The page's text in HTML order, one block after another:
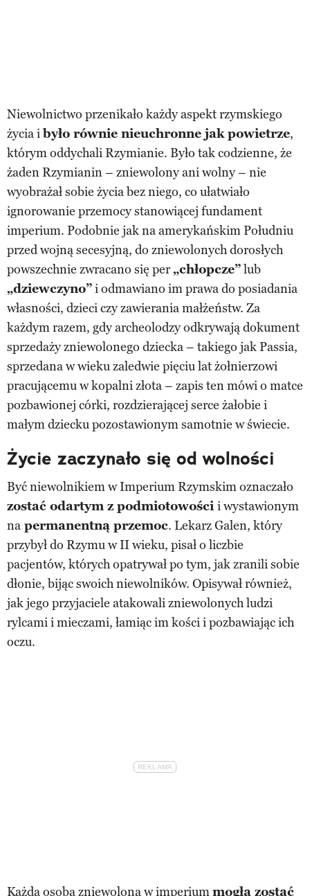
Niewolnictwo przenikało każdy aspekt rzymskiego
życia ibyło równie nieuchronne jak powietrze,
którym oddychali Rzymianie. Było tak codzienne, że
żaden Rzymianin – zniewolony ani wolny – nie
wyobrażał sobie życia bez niego, co ułatwiało
ignorowanie przemocy stanowiącej fundament
imperium. Podobnie jak na amerykańskim Południu
przed wojną secesyjną, do zniewolonych dorosłych
powszechnie zwracano się per„chłopcze”lub
„dziewczyno”i odmawiano im prawa do posiadania
własności, dzieci czy zawierania małżeństw. Za
każdym razem, gdy archeolodzy odkrywają dokument
sprzedaży zniewolonego dziecka – takiego jak Passia,
sprzedana w wieku zaledwie pięciu lat żołnierzowi
pracującemu w kopalni złota – zapis ten mówi o matce
pozbawionej córki, rozdzierającej serce żałobie i
małym dziecku pozostawionym samotnie w świecie.
Życie zaczynało się od wolności
Być niewolnikiem w Imperium Rzymskim oznaczało
zostać odartym z podmiotowości i wystawionym
na permanentną przemoc. Lekarz Galen, który
przybył do Rzymu w II wieku, pisał o liczbie
pacjentów, których opatrywał po tym, jak zranili sobie
dłonie, bijąc swoich niewolników. Opisywał również,
jak jego przyjaciele atakowali zniewolonych ludzi
rylcami i mieczami, łamiąc im kości i pozbawiając ich
oczu.
Każda osoba zniewolona w imperiummogła zostać